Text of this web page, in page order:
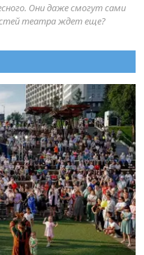
Они даже смогут сами
театра ждет еще?